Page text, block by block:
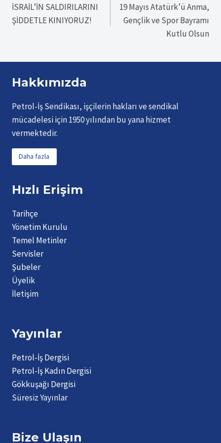
gezinmesi
İSRAİL’İN SALDIRILARINI
ŞİDDETLE KINIYORUZ!
19 Mayıs Atatürk’ü Anma,
Gençlik ve Spor Bayramı
Kutlu Olsun
Hakkımızda
Petrol-İş Sendikası, işçilerin hakları ve sendikal
mücadelesi için 1950 yılından bu yana hizmet
vermektedir.
Daha fazla
Hızlı Erişim
Tarihçe
Yönetim Kurulu
Temel Metinler
Servisler
Şubeler
Üyelik
İletişim
Yayınlar
Petrol-İş Dergisi
Petrol-İş Kadın Dergisi
Gökkuşağı Dergisi
Süresiz Yayınlar
Bize Ulaşın